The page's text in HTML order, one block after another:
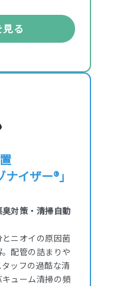
る
ナイザー®」
臭対策・清掃自動
ニオイの原因菌
配管の詰まりや
ッフの過酷な清
ューム清掃の頻